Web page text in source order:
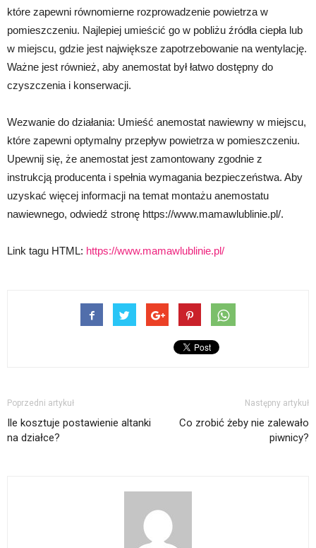
które zapewni równomierne rozprowadzenie powietrza w
pomieszczeniu. Najlepiej umieścić go w pobliżu źródła ciepła lub
w miejscu, gdzie jest największe zapotrzebowanie na wentylację.
Ważne jest również, aby anemostat był łatwo dostępny do
czyszczenia i konserwacji.
Wezwanie do działania: Umieść anemostat nawiewny w miejscu,
które zapewni optymalny przepływ powietrza w pomieszczeniu.
Upewnij się, że anemostat jest zamontowany zgodnie z
instrukcją producenta i spełnia wymagania bezpieczeństwa. Aby
uzyskać więcej informacji na temat montażu anemostatu
nawiewnego, odwiedź stronę https://www.mamawlublinie.pl/.
Link tagu HTML: https://www.mamawlublinie.pl/
Poprzedni artykuł
Ile kosztuje postawienie altanki
na działce?
Następny artykuł
Co zrobić żeby nie zalewało
piwnicy?